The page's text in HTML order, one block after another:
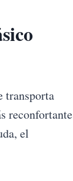
transporta
reconfortante
el